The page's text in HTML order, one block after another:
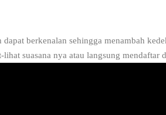
dapat berkenalan sehingga menambah
suasana nya atau langsung mendaftar